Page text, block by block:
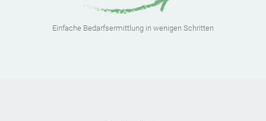
Einfache Bedarfsermittlung in wenigen Schritten